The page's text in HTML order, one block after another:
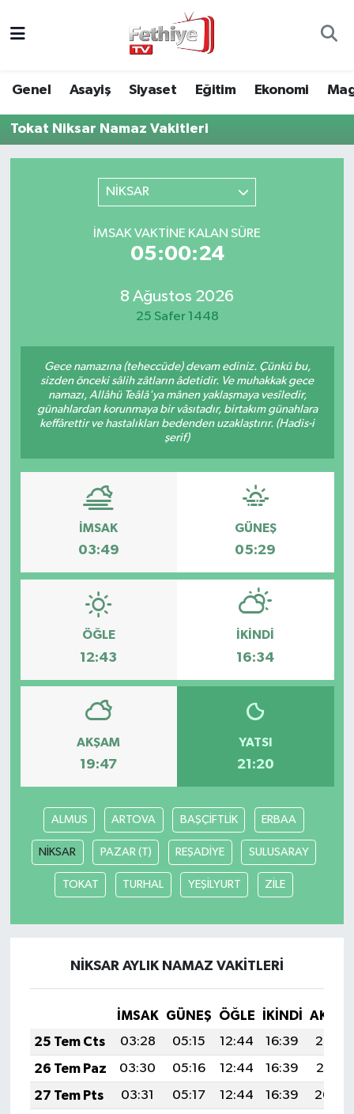
Genel Asayiş Siyaset Eğitim Ekonomi
Tokat Niksar Namaz Vakitleri
NİKSAR
İMSAK VAKTINE KALAN SÜRE
05:00:24
8 Ağustos 2026
25 Safer 1448
Gece namazına (teheccüde) devam ediniz. Çünkü bu,
sizden önceki sâlih zâtların âdetidir. Ve muhakkak gece
namazı, Allâhü Teâlâ'ya mânen yaklaşmaya vesîledir,
günahlardan korunmaya bir vâsıtadır, birtakım günahlara
keffârettir ve hastalıkları bedenden uzaklaştırır. (Hadis-i
şerif)
İMSAK
03:49
GÜNEŞ
05:29
ÖĞLE
12:43
İKINDI
16:34
AKŞAM
19:47
YATSI
21:20
ALMUS ARTOVA BAŞÇİFTLİK ERBAA
NİKSAR PAZAR (T) REŞADİYE SULUSARAY
TOKAT TURHAL YEŞİLYURT ZİLE
NİKSAR AYLIK NAMAZ VAKITLERI
İMSAK GÜNEŞ ÖĞLE İKINDI
25 Tem Cts
03:28 05:15 12:44 16:39
20:02
26 Tem Paz
03:30 05:16 12:44 16:39
20:01
27 Tem Pts
03:31 05:17 12:44 16:39
20:00
Turizm
Muğla Hava Durumu
Muğla Trafik Yoğunluk Haritası
Tüm Manşetler
Son Dakika Haberleri